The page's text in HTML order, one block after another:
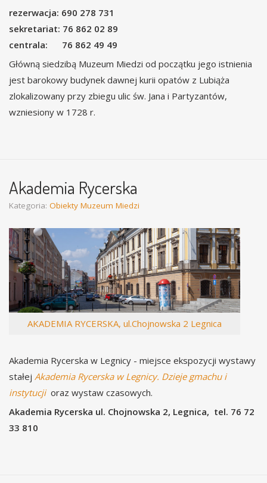
rezerwacja: 690 278 731
sekretariat: 76 862 02 89
centrala: 76 862 49 49
Główną siedzibą Muzeum Miedzi od początku jego istnienia
jest barokowy budynek dawnej kurii opatów z Lubiąża
zlokalizowany przy zbiegu ulic św. Jana i Partyzantów,
wzniesiony w 1728 r.
Akademia Rycerska
Kategoria: Obiekty Muzeum Miedzi
AKADEMIA RYCERSKA, ul.Chojnowska 2 Legnica
Akademia Rycerska w Legnicy - miejsce ekspozycji wystawy
stałej Akademia Rycerska w Legnicy. Dzieje gmachu i
instytucji oraz wystaw czasowych.
Akademia Rycerska ul. Chojnowska 2, Legnica, tel. 76 72
33 810